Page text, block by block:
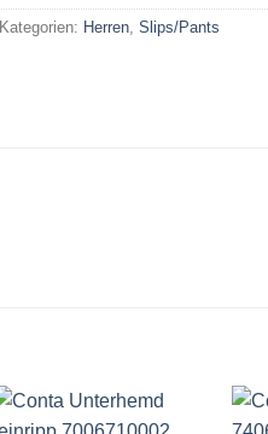
Kategorien: Herren ,Slips/Pants